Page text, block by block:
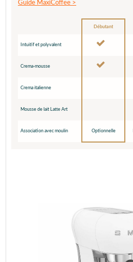
Guide MaxiCoffee >
Débutant
Intuitif et polyvalent
Crema-mousse
Crema italienne
Mousse de lait Latte Art
Association avec moulin Optionnelle